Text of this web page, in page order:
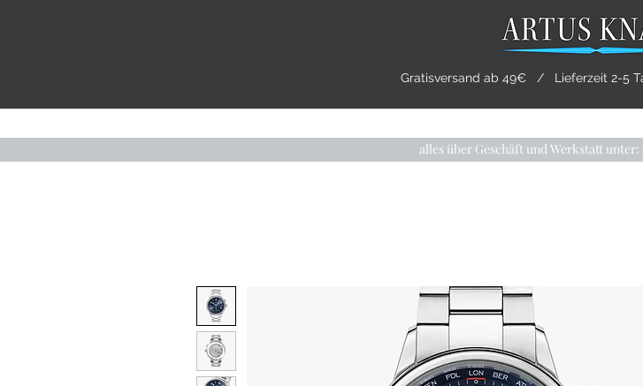
Gratisversand ab 49€ / Lieferzeit 2-5
alles über Geschäft und Werkstatt unter: